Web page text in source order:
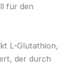
für den
L-Glutathion,
der durch